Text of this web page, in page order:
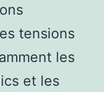
tensions
les
et les